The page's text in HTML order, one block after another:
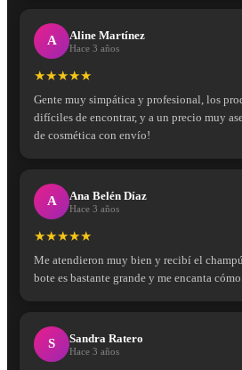
A Aline Martínez
Hace 3 años
★★★★★
Gente muy simpática y profesional, los
difíciles de encontrar, y a un precio muy
de cosmética con envío!
A Ana Belén Díaz
Hace 3 años
★★★★★
Me atendieron muy bien y recibí el
bote es bastante grande y me encanta
S Sandra Ratero
Hace 3 años